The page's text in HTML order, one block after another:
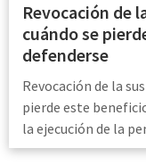
Revocación de
cuándo se
defenderse
Revocación de la
pierde este
la ejecución de la